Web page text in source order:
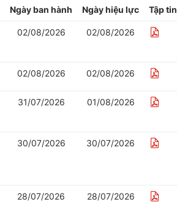
Ngày ban hành Ngày hiệu lực Tập tin
02/08/2026 02/08/2026
02/08/2026 02/08/2026
31/07/2026 01/08/2026
30/07/2026 30/07/2026
28/07/2026 28/07/2026